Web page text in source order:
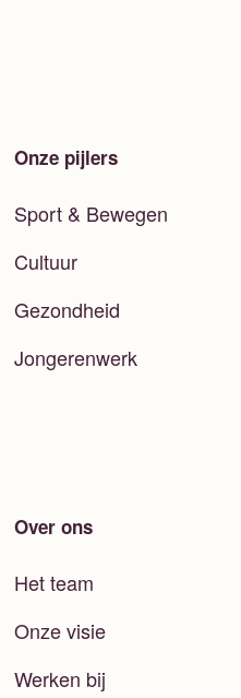
Onze pijlers
Sport & Bewegen
Cultuur
Gezondheid
Jongerenwerk
Over ons
Het team
Onze visie
Werken bij